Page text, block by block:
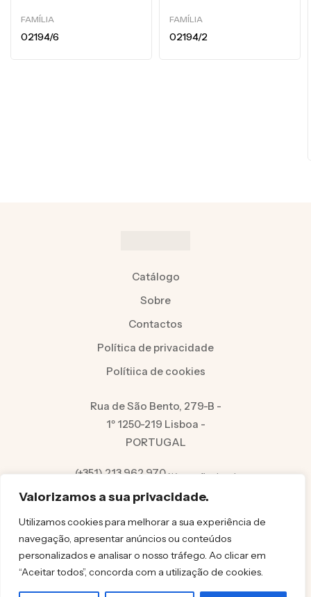
Valorizamos a sua privacidade.
Utilizamos cookies para melhorar a sua experiência de
navegação, apresentar anúncios ou conteúdos
personalizados e analisar o nosso tráfego. Ao clicar em
“Aceitar todos”, concorda com a utilização de cookies.
FAMÍLIA
02194/6
FAMÍLIA
02194/2
Catálogo
Sobre
Contactos
Política de privacidade
Polítiica de cookies
Rua de São Bento, 279-B -
1º 1250-219 Lisboa -
PORTUGAL
(+351) 213 962 970Número fixo local
info@felicita.pt
© FELICITA 2025